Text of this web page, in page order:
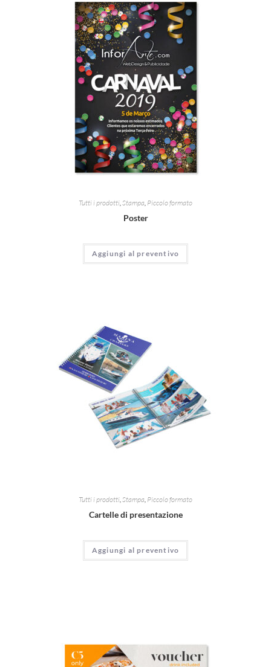
Tutti i prodotti,Stampa, Piccolo formato
Poster
Aggiungi al preventivo
Tutti i prodotti Stampa Piccolo formato
Cartelle di presentazione
Aggiungi al preventivo